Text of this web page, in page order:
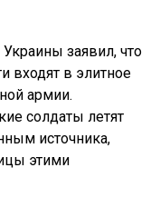
заявил, что
входят в элитное
армии.
солдаты летят
источника,
этими